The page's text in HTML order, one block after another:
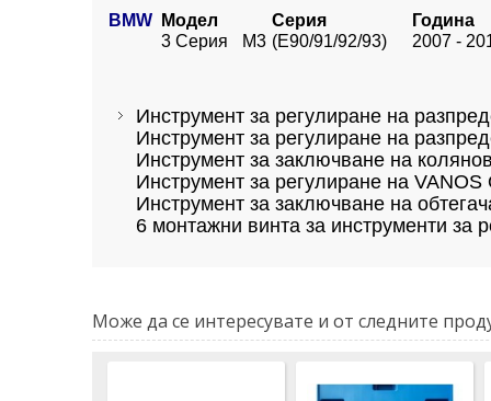
BMW Модел Серия
Година
3 Серия
M3 (E90/91/92/93) 2007 -
Инструмент за регулиране на
Инструмент за регулиране на
Инструмент за заключване на
Инструмент за регулиране на VANOS
Инструмент за заключване на
6 монтажни винта за инструменти за
Може да се интересувате и от следните